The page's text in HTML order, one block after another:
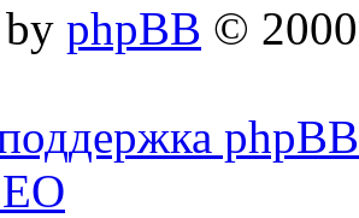
phpBB ©
phpBB